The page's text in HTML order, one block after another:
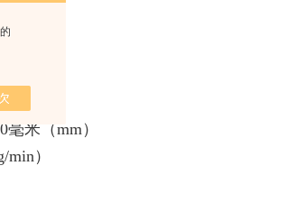
米（mm）
）